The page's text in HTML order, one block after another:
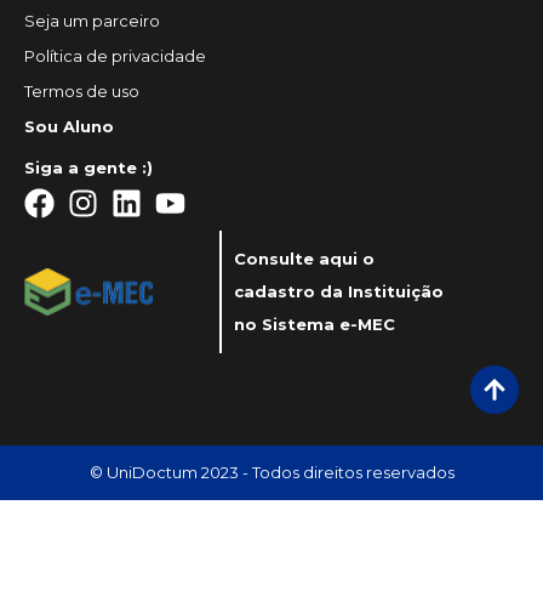
Seja um parceiro
Política de privacidade
Termos de uso
Sou Aluno
Siga a gente :)
Consulte aqui o
cadastro da Instituição
no Sistema e-MEC
© UniDoctum 2023 - Todos direitos reservados